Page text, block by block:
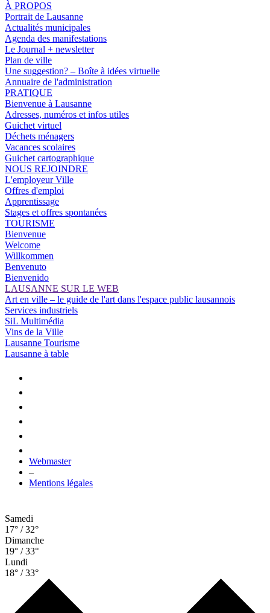
À PROPOS
Portrait de Lausanne
Actualités municipales
Agenda des manifestations
Le Journal + newsletter
Plan de ville
Une suggestion? – Boîte à idées virtuelle
Annuaire de l'administration
PRATIQUE
Bienvenue à Lausanne
Adresses, numéros et infos utiles
Guichet virtuel
Déchets ménagers
Vacances scolaires
Guichet cartographique
NOUS REJOINDRE
L'employeur Ville
Offres d'emploi
Apprentissage
Stages et offres spontanées
TOURISME
Bienvenue
Welcome
Willkommen
Benvenuto
Bienvenido
LAUSANNE SUR LE WEB
Art en ville – le guide de l'art dans l'espace public lausannois
Services industriels
SiL Multimédia
Vins de la Ville
Lausanne Tourisme
Lausanne à table
Webmaster
–
Mentions légales
Samedi
17° / 32°
Dimanche
19° / 33°
Lundi
18° / 33°